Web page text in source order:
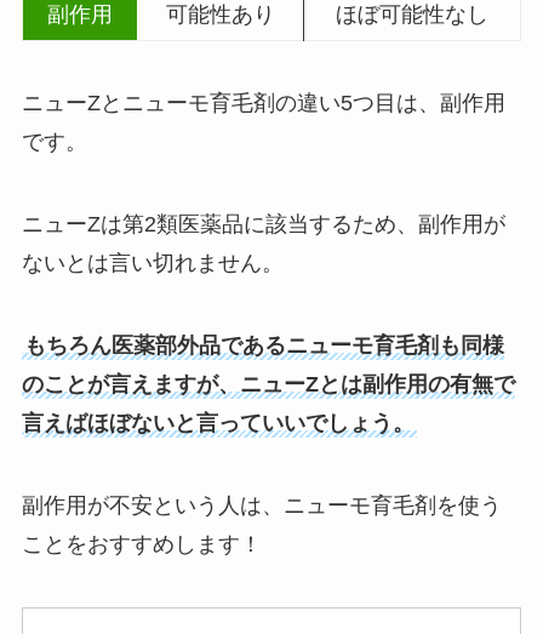
副作用 可能性あり ほぼ可能性なし
ニューZとニューモ育毛剤の違い5つ目は、副作用
です。
ニューZは第2類医薬品に該当するため、副作用が
ないとは言い切れません。
もちろん医薬部外品であるニューモ育毛剤も同様
のことが言えますが、ニューZとは副作用の有無で
言えばほぼないと言っていいでしょう。
副作用が不安という人は、ニューモ育毛剤を使う
ことをおすすめします！